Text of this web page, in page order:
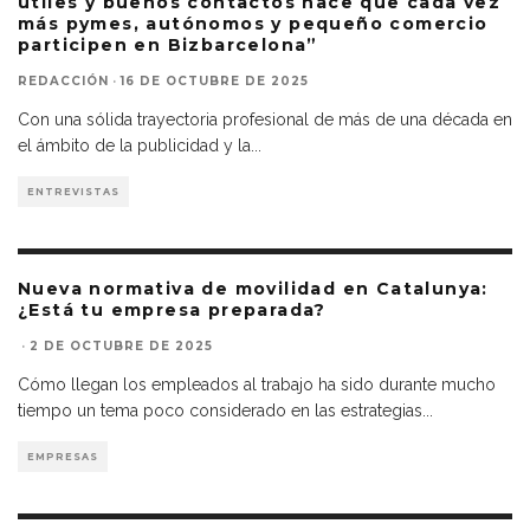
más pymes, autónomos y pequeño comercio
participen en Bizbarcelona”
REDACCIÓN · 16 DE OCTUBRE DE 2025
Con una sólida trayectoria profesional de más de una década en
el ámbito de la publicidad y la
ENTREVISTAS
Nueva normativa de movilidad en Catalunya:
¿Está tu empresa preparada?
· 2 DE OCTUBRE DE 2025
Cómo llegan los empleados al trabajo ha sido durante mucho
tiempo un tema poco considerado en las estrategias
EMPRESAS